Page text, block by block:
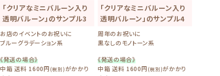
「クリアなミニバルーン入り
透明バルーン」のサンプル3
お店のイベントのお祝いに
ブルーグラデーション系
《発送の場合》
中箱 送料 1600円 (税別)がかかり
「クリアなミニバルーン入り
透明バルーン」のサンプル4
周年のお祝いに
黒なしのモノトーン系
《発送の場合》
中箱 送料 1600円 (税別)がかかり